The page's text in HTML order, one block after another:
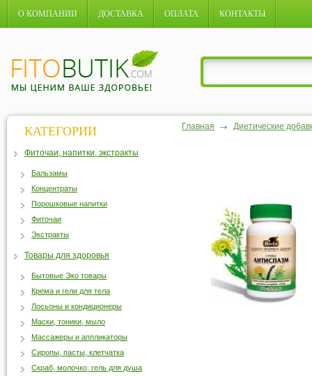
О КОМПАНИИ ДОСТАВКА ОПЛАТА КОНТАКТЫ
Главная Диетические
КАТЕГОРИИ
Фиточаи, напитки, экстракты
Бальзамы
Концентраты
Порошковые напитки
Фиточаи
Экстракты
Товары для здоровья
Бытовые Эко товары
Крема и гели для тела
Лосьоны и кондиционеры
Маски, тоники, мыло
Массажеры и аппликаторы
Сиропы, пасты, клетчатка
Скраб, молочко, гель для душа